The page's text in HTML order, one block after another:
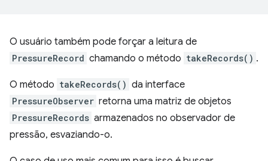
O usuário também pode forçar a leitura de
PressureRecord chamando o método takeRecords() .
O método takeRecords() da interface
PressureObserver retorna uma matriz de objetos
PressureRecords armazenados no observador de
pressão, esvaziando-o.